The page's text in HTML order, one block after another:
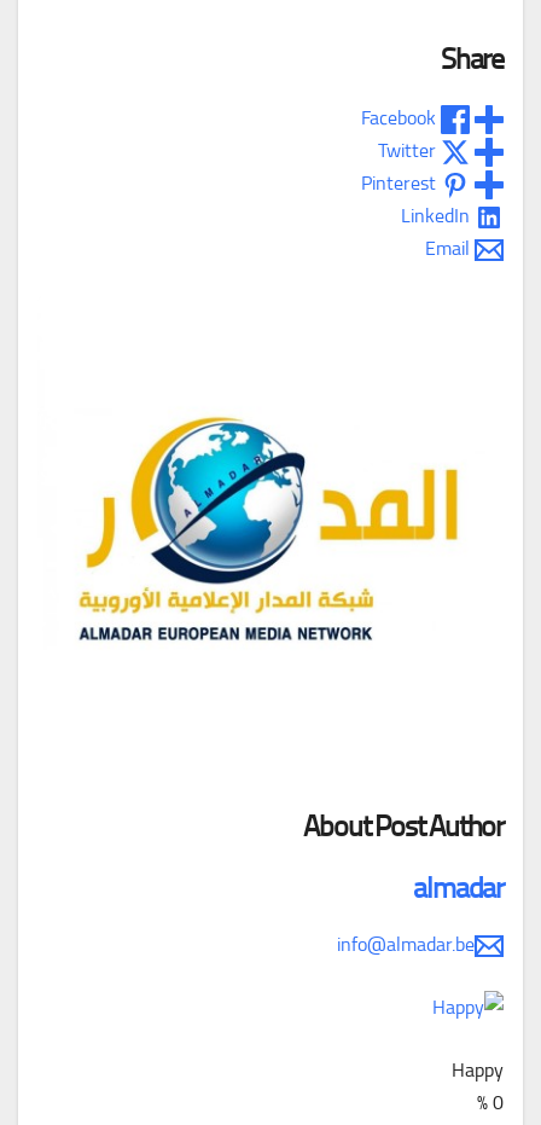
Share
Facebook
Twitter
Pinterest
LinkedIn
Email
About Post Author
almadar
info@almadar.be
Happy
0
%